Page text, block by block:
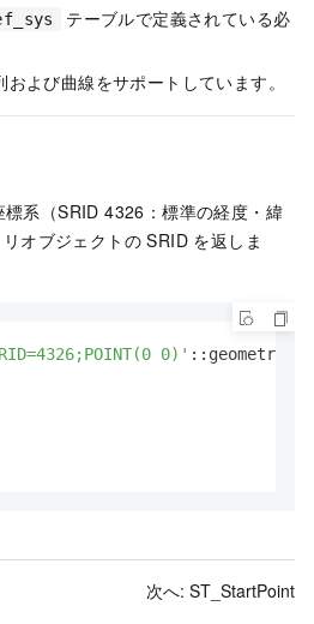
テーブルで定義されている必
よび曲線をサポートしています。
系（SRID 4326：標準の経度・緯
オブジェクトの SRID を返しま
0)' ::geometry);
次へ: ST_StartPoint